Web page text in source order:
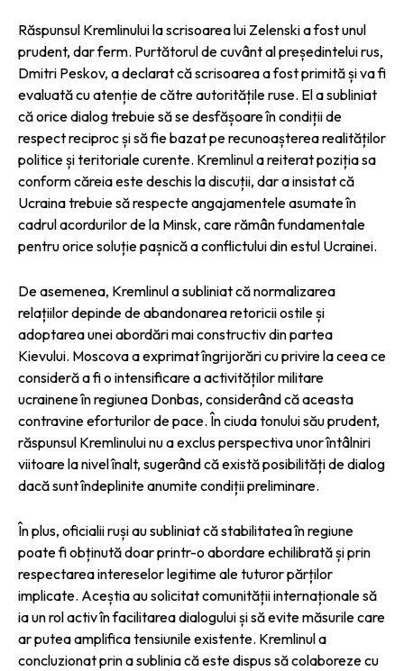
Răspunsul Kremlinului la scrisoarea lui Zelenski a fost unul
prudent, dar ferm. Purtătorul de cuvânt al președintelui rus,
Dmitri Peskov, a declarat că scrisoarea a fost primită și va fi
evaluată cu atenție de către autoritățile ruse. El a subliniat
că orice dialog trebuie să se desfășoare în condiții de
respect reciproc și să fie bazat pe recunoașterea realităților
politice și teritoriale curente. Kremlinul a reiterat poziția sa
conform căreia este deschis la discuții, dar a insistat că
Ucraina trebuie să respecte angajamentele asumate în
cadrul acordurilor de la Minsk, care rămân fundamentale
pentru orice soluție pașnică a conflictului din estul Ucrainei.
De asemenea, Kremlinul a subliniat că normalizarea
relațiilor depinde de abandonarea retoricii ostile și
adoptarea unei abordări mai constructiv din partea
Kievului. Moscova a exprimat îngrijorări cu privire la ceea ce
consideră a fi o intensificare a activităților militare
ucrainene în regiunea Donbas, considerând că aceasta
contravine eforturilor de pace. În ciuda tonului său prudent,
răspunsul Kremlinului nu a exclus perspectiva unor întâlniri
viitoare la nivel înalt, sugerând că există posibilități de dialog
dacă sunt îndeplinite anumite condiții preliminare.
În plus, oficialii ruși au subliniat că stabilitatea în regiune
poate fi obținută doar printr-o abordare echilibrată și prin
respectarea intereselor legitime ale tuturor părților
implicate. Aceștia au solicitat comunității internaționale să
ia un rol activ în facilitarea dialogului și să evite măsurile care
ar putea amplifica tensiunile existente. Kremlinul a
concluzionat prin a sublinia că este dispus să colaboreze cu